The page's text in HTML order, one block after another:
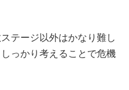
テージ以外はかなり難し
っかり考えることで危機